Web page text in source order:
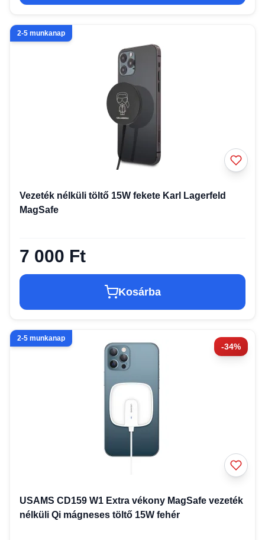
2-5 munkanap
Vezeték nélküli töltő 15W fekete Karl Lagerfeld
MagSafe
7 000 Ft
Kosárba
-34%
2-5 munkanap
USAMS CD159 W1 Extra vékony MagSafe vezeték
nélküli Qi mágneses töltő 15W fehér